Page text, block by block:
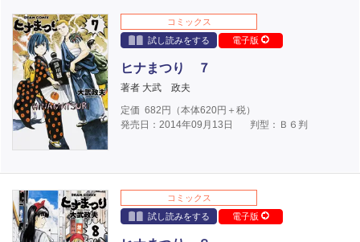
コミックス
試し読みをする
電子版
ヒナまつり ７
著者 大武 政夫
定価 682 円（本体620円＋税）
発売日：2014年09月13日
判型：Ｂ６判
コミックス
試し読みをする
電子版